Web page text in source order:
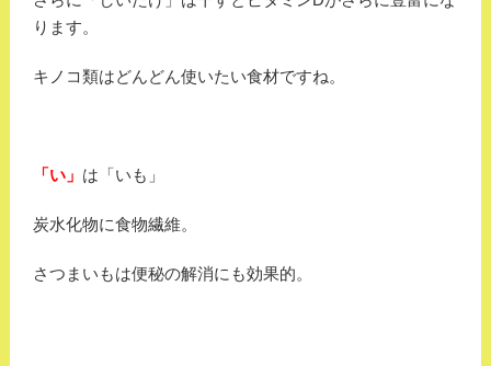
ります。
キノコ類はどんどん使いたい食材ですね。
「い」 は「いも」
炭水化物に食物繊維。
さつまいもは便秘の解消にも効果的。